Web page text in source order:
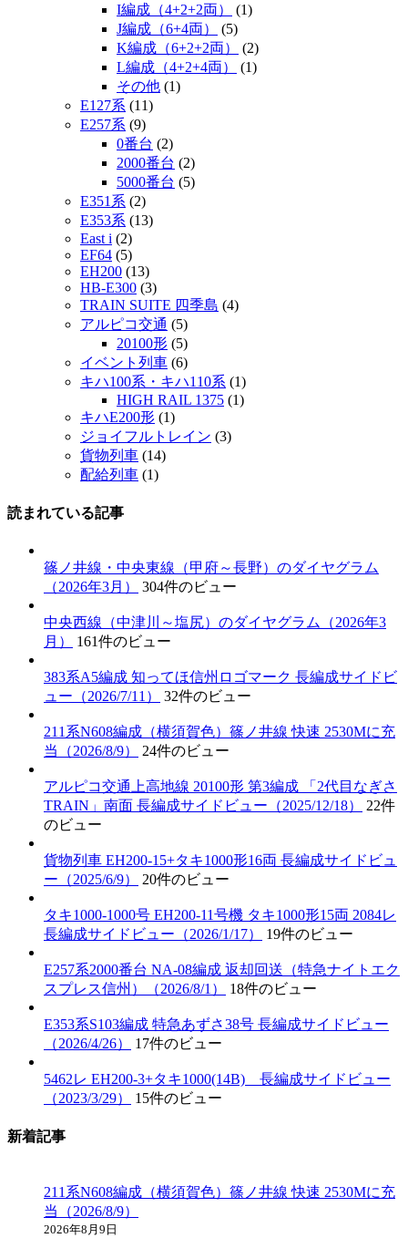
I編成（4+2+2両）
(1)
J編成（6+4両）
(5)
K編成（6+2+2両）
(2)
L編成（4+2+4両）
(1)
その他 (1)
E127系 (11)
E257系 (9)
0番台 (2)
2000番台 (2)
5000番台 (5)
E351系 (2)
E353系 (13)
East i (2)
EF64 (5)
EH200 (13)
HB-E300 (3)
TRAIN SUITE 四季島 (4)
アルピコ交通 (5)
20100形 (5)
イベント列車 (6)
キハ100系・キハ110系 (1)
HIGH RAIL 1375 (1)
キハE200形 (1)
ジョイフルトレイン (3)
貨物列車 (14)
配給列車 (1)
読まれている記事
篠ノ井線・中央東線（甲府～長野）のダイヤグラム
（2026年3月）
304件のビュー
中央西線（中津川～塩尻）のダイヤグラム（2026年3
月）
161件のビュー
383系A5編成 知ってほ信州ロゴマーク 長編成サイドビ
ュー（2026/7/11）
32件のビュー
211系N608編成（横須賀色）篠ノ井線 快速 2530Mに充
当（2026/8/9）
24件のビュー
アルピコ交通上高地線 20100形 第3編成 「2代目なぎさ
TRAIN」南面 長編成サイドビュー（2025/12/18）
22件
のビュー
貨物列車 EH200-15+タキ1000形16両 長編成サイドビュ
ー（2025/6/9）
20件のビュー
タキ1000-1000号 EH200-11号機 タキ1000形15両 2084レ
長編成サイドビュー（2026/1/17）
19件のビュー
E257系2000番台 NA-08編成 返却回送（特急ナイトエク
スプレス信州）（2026/8/1）
18件のビュー
E353系S103編成 特急あずさ38号 長編成サイドビュー
（2026/4/26）
17件のビュー
5462レ EH200-3+タキ1000(14B) 長編成サイドビュー
（2023/3/29）
15件のビュー
新着記事
211系N608編成（横須賀色）篠ノ井線 快速 2530Mに充
当（2026/8/9）
2026年8月9日